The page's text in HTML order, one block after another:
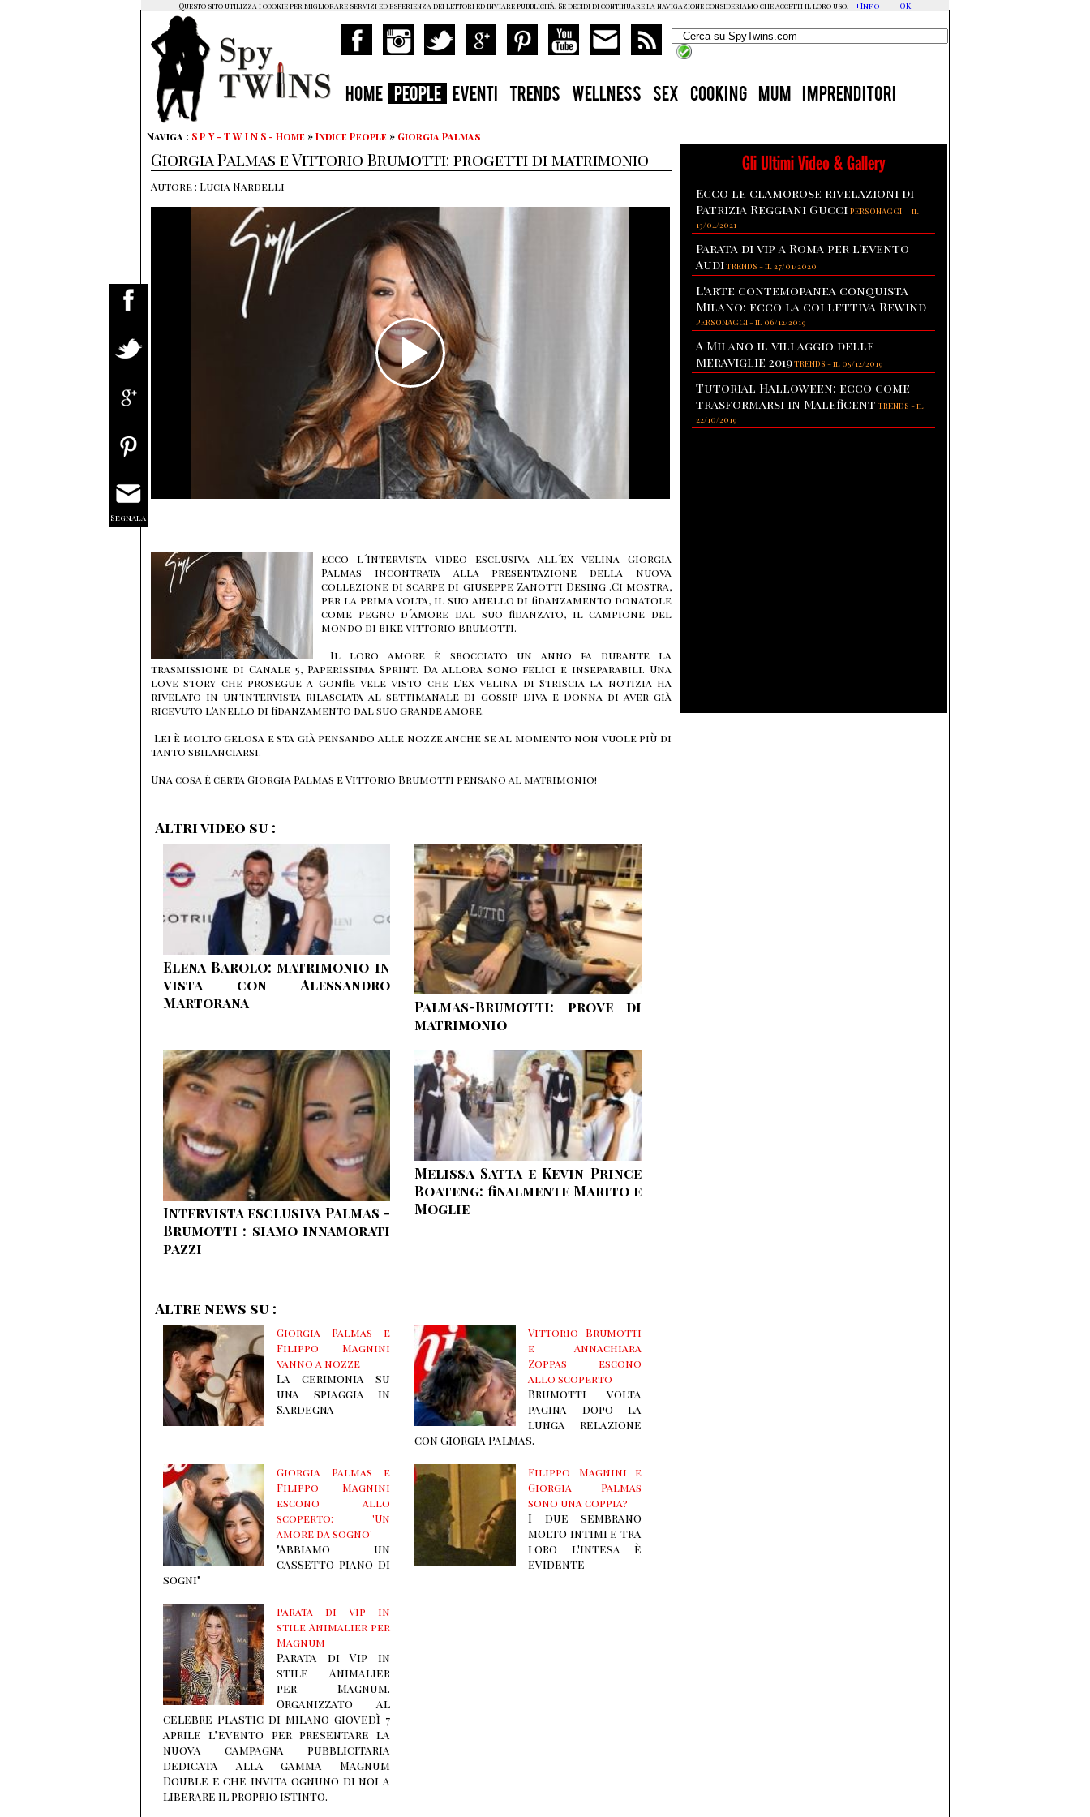
HOME PEOPLE EVENTI TRENDS WELLNESS SEX COOKING MUM IMPRENDITORI
Naviga : S P Y - T W I N S - Home »Indice People » Giorgia Palmas
Giorgia Palmas e Vittorio Brumotti: progetti di matrimonio
Autore : Lucia Nardelli
Ecco l´intervista video esclusiva all´ex velina Giorgia
Palmas incontrata alla presentazione della nuova
collezione di scarpe di giuseppe Zanotti Desing .Ci mostra,
per la prima volta, il suo anello di fidanzamento donatole
come pegno d´amore dal suo fidanzato, il campione del
Mondo di bike Vittorio Brumotti.
Il loro amore è sbocciato un anno fa durante la
trasmissione di Canale 5, Paperissima Sprint. Da allora sono felici e inseparabili. Una
love story che prosegue a gonfie vele visto che l’ex velina di Striscia la notizia ha
rivelato in un’intervista rilasciata al settimanale di gossip Diva e Donna di aver già
ricevuto l’anello di fidanzamento dal suo grande amore.
Lei è molto gelosa e sta già pensando alle nozze anche se al momento non vuole più di
tanto sbilanciarsi.
Una cosa è certa Giorgia Palmas e Vittorio Brumotti pensano al matrimonio!
Altri video su :
Elena Barolo: matrimonio in
vista con Alessandro
Martorana
Palmas-Brumotti: prove di
matrimonio
Intervista esclusiva Palmas -
Brumotti : siamo innamorati
pazzi
Melissa Satta e Kevin Prince
Boateng: finalmente Marito e
Moglie
Altre news su :
Giorgia Palmas e
Filippo Magnini
vanno a nozze
La cerimonia su
una spiaggia in
Sardegna
Vittorio Brumotti
e Annachiara
Zoppas escono
allo scoperto
Brumotti volta
pagina dopo la
lunga relazione
con Giorgia Palmas.
Giorgia Palmas e
Filippo Magnini
escono allo
scoperto: 'Un
amore da sogno'
"Abbiamo un
cassetto piano di
sogni"
Filippo Magnini e
Giorgia Palmas
sono una coppia
I due sembrano
molto intimi e tra
loro l'intesa è
evidente
Parata di Vip in
stile Animalier per
Magnum
Parata di Vip in
stile Animalier
per Magnum.
Organizzato al
celebre Plastic di Milano giovedì 7
aprile l’evento per presentare la
nuova campagna pubblicitaria
dedicata alla gamma Magnum
Double e che invita ognuno di noi a
liberare il proprio istinto.
Segnala
Gli Ultimi Video & Gallery
Ecco le clamorose rivelazioni di
Patrizia Reggiani Gucci PERSONAGGI
il
13/04/2021
Parata di vip a Roma per l'evento
AudiTRENDS -il 27/01/2020
L'arte contemopanea conquista
Milano: ecco la collettiva Rewind
PERSONAGGI-il 06/12/2019
A Milano il villaggio delle
Meraviglie 2019TRENDS -il 05/12/2019
Tutorial Halloween: ecco come
trasformarsi in Maleficent TRENDS -il
22/10/2019
Questo sito utilizza i cookie per migliorare servizi ed esperienza dei lettori ed inviare pubblicità. Se decidi di continuare la navigazione consideriamo che accetti il loro uso. +Info OK